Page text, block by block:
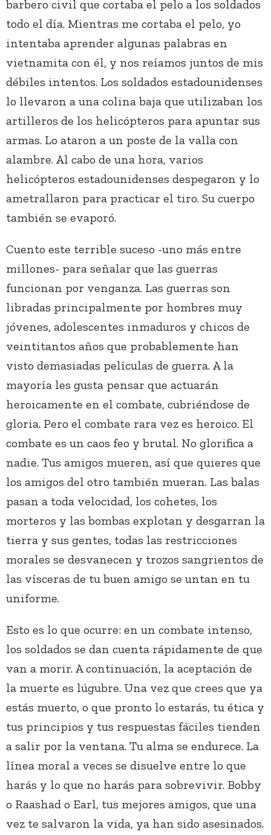
barbero civil que cortaba el pelo a los soldados
todo el día. Mientras me cortaba el pelo, yo
intentaba aprender algunas palabras en
vietnamita con él, y nos reíamos juntos de mis
débiles intentos. Los soldados estadounidenses
lo llevaron a una colina baja que utilizaban los
artilleros de los helicópteros para apuntar sus
armas. Lo ataron a un poste de la valla con
alambre. Al cabo de una hora, varios
helicópteros estadounidenses despegaron y lo
ametrallaron para practicar el tiro. Su cuerpo
también se evaporó.
Cuento este terrible suceso -uno más entre
millones- para señalar que las guerras
funcionan por venganza. Las guerras son
libradas principalmente por hombres muy
jóvenes, adolescentes inmaduros y chicos de
veintitantos años que probablemente han
visto demasiadas películas de guerra. A la
mayoría les gusta pensar que actuarán
heroicamente en el combate, cubriéndose de
gloria. Pero el combate rara vez es heroico. El
combate es un caos feo y brutal. No glorifica a
nadie. Tus amigos mueren, así que quieres que
los amigos del otro también mueran. Las balas
pasan a toda velocidad, los cohetes, los
morteros y las bombas explotan y desgarran la
tierra y sus gentes, todas las restricciones
morales se desvanecen y trozos sangrientos de
las vísceras de tu buen amigo se untan en tu
uniforme.
Esto es lo que ocurre: en un combate intenso,
los soldados se dan cuenta rápidamente de que
van a morir. A continuación, la aceptación de
la muerte es lúgubre. Una vez que crees que ya
estás muerto, o que pronto lo estarás, tu ética y
tus principios y tus respuestas fáciles tienden
a salir por la ventana. Tu alma se endurece. La
línea moral a veces se disuelve entre lo que
harás y lo que no harás para sobrevivir. Bobby
o Raashad o Earl, tus mejores amigos, que una
vez te salvaron la vida, ya han sido asesinados.